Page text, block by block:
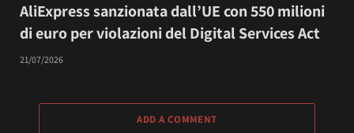
AliExpress sanzionata dall’UE con 550 milioni
di euro per violazioni del Digital Services Act
21/07/2026
ADD A COMMENT